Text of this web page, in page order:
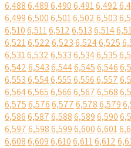
6,4886,4896,4906,4916,492
6,4996,5006,5016,5026,503
6,5106,5116,5126,5136,514
6,5216,5226,5236,5246,525
6,5316,5326,5336,5346,535
6,5426,5436,5446,5456,546
6,5536,5546,5556,5566,557
6,5646,5656,5666,5676,568
6,5756,5766,5776,5786,579
6,5866,5876,5886,5896,590
6,5976,5986,5996,6006,601
6,6086,6096,6106,6116,612